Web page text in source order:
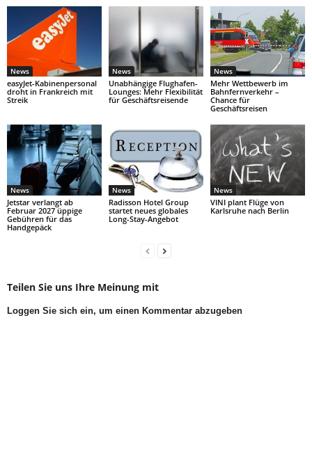
News
easyJet-Kabinenpersonal
droht in Frankreich mit
Streik
News
Unabhängige Flughafen-
Lounges: Mehr Flexibilität
für Geschäftsreisende
News
Mehr Wettbewerb im
Bahnfernverkehr –
Chance für
Geschäftsreisen
News
Jetstar verlangt ab
Februar 2027 üppige
Gebühren für das
Handgepäck
News
Radisson Hotel Group
startet neues globales
Long-Stay-Angebot
News
VINI plant Flüge von
Karlsruhe nach Berlin
Teilen Sie uns Ihre Meinung mit
Loggen Sie sich ein, um einen Kommentar abzugeben